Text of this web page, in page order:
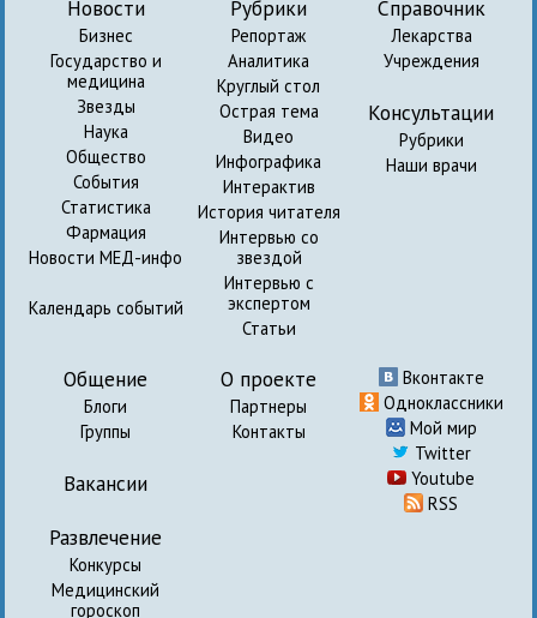
Новости
Бизнес
Государство и
медицина
Звезды
Наука
Общество
События
Статистика
Фармация
Новости МЕД-инфо
Календарь событий
Рубрики
Репортаж
Аналитика
Круглый стол
Острая тема
Видео
Инфографика
Интерактив
История читателя
Интервью со
звездой
Интервью с
экспертом
Статьи
Справочник
Лекарства
Учреждения
Консультации
Рубрики
Наши врачи
Общение
Блоги
Группы
Вакансии
Развлечение
Конкурсы
Медицинский
гороскоп
О проекте
Партнеры
Контакты
Вконтакте
Одноклассники
Мой мир
Twitter
Youtube
RSS